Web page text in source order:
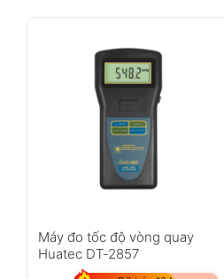
Máy đo tốc độ vòng quay
Huatec DT-2857